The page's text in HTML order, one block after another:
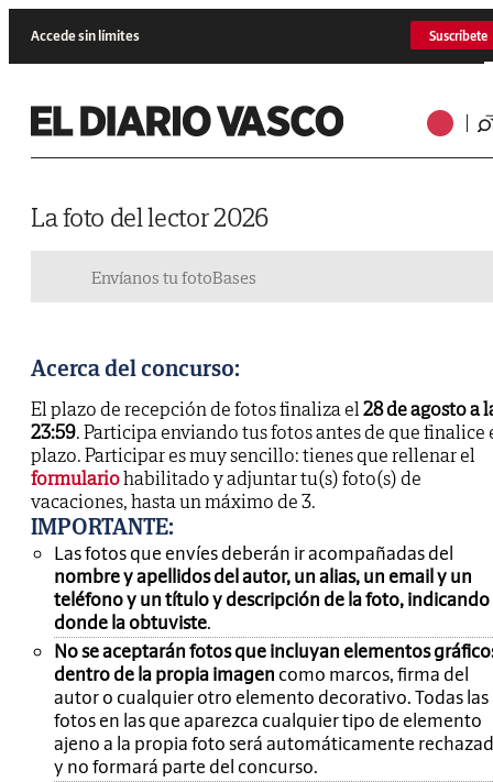
Accede sin límites Suscríbete
La foto del lector 2026
Envíanos tu fotoBases
Acerca del concurso:
El plazo de recepción de fotos finaliza el28 de agosto a
23:59. Participa enviando tus fotos antes de que finalice
plazo. Participar es muy sencillo: tienes que rellenar el
formulariohabilitado y adjuntar tu(s) foto(s) de
vacaciones, hasta un máximo de 3.
IMPORTANTE:
Las fotos que envíes deberán ir acompañadas del
nombre y apellidos del autor, un alias, un email y un
teléfono y un título y descripción de la foto, indicando
donde la obtuviste.
No se aceptarán fotos que incluyan elementos
dentro de la propia imagen como marcos, firma del
autor o cualquier otro elemento decorativo. Todas las
fotos en las que aparezca cualquier tipo de elemento
ajeno a la propia foto será automáticamente
y no formará parte del concurso.